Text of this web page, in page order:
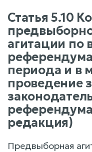
Статья 5.10
агитации по
периода и в
проведение
редакция)
Предвыборная